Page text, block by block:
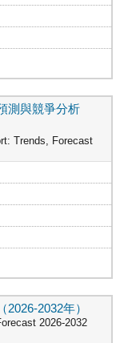
測與競爭分析
Trends, Forecast
2032年）
2026-2032